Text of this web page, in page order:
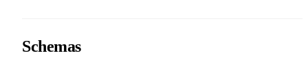
Schemas